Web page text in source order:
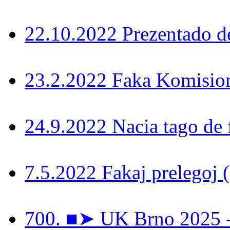
22.10.2022 Prezentado
23.2.2022 Faka
24.9.2022 Nacia tago
7.5.2022 Fakaj prelegoj
700. ■➤ UK Brno 2025